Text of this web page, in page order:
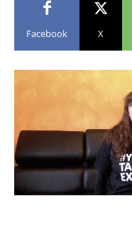
Facebook X